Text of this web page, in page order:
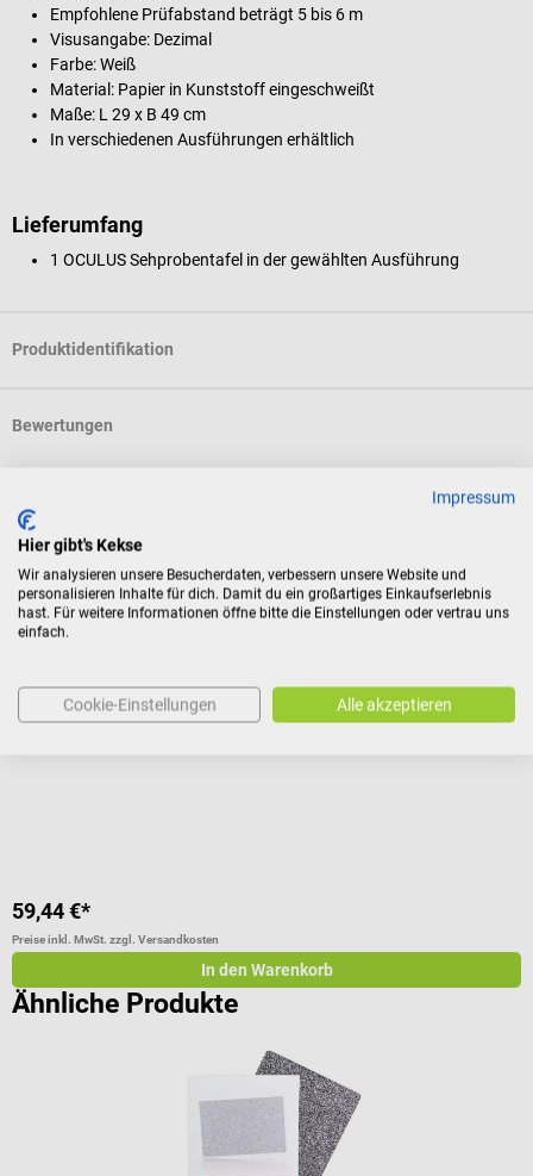
Empfohlene Prüfabstand beträgt 5 bis 6 m
Visusangabe: Dezimal
Farbe: Weiß
Material: Papier in Kunststoff eingeschweißt
Maße: L 29 x B 49 cm
In verschiedenen Ausführungen erhältlich
Lieferumfang
1 OCULUS Sehprobentafel in der gewählten Ausführung
Produktidentifikation
Bewertungen
Kunden kauften auch
Braun
ThermoScan 7 mit Age Precision
59,44 €*
Preise inkl. MwSt. zzgl. Versandkosten
In den Warenkorb
Ähnliche Produkte
Impressum
Hier gibt's Kekse
Wir analysieren unsere Besucherdaten, verbessern unsere Website und
personalisieren Inhalte für dich. Damit du ein großartiges Einkaufserlebnis
hast. Für weitere Informationen öffne bitte die Einstellungen oder vertrau uns
einfach.
Cookie-Einstellungen Alle akzeptieren